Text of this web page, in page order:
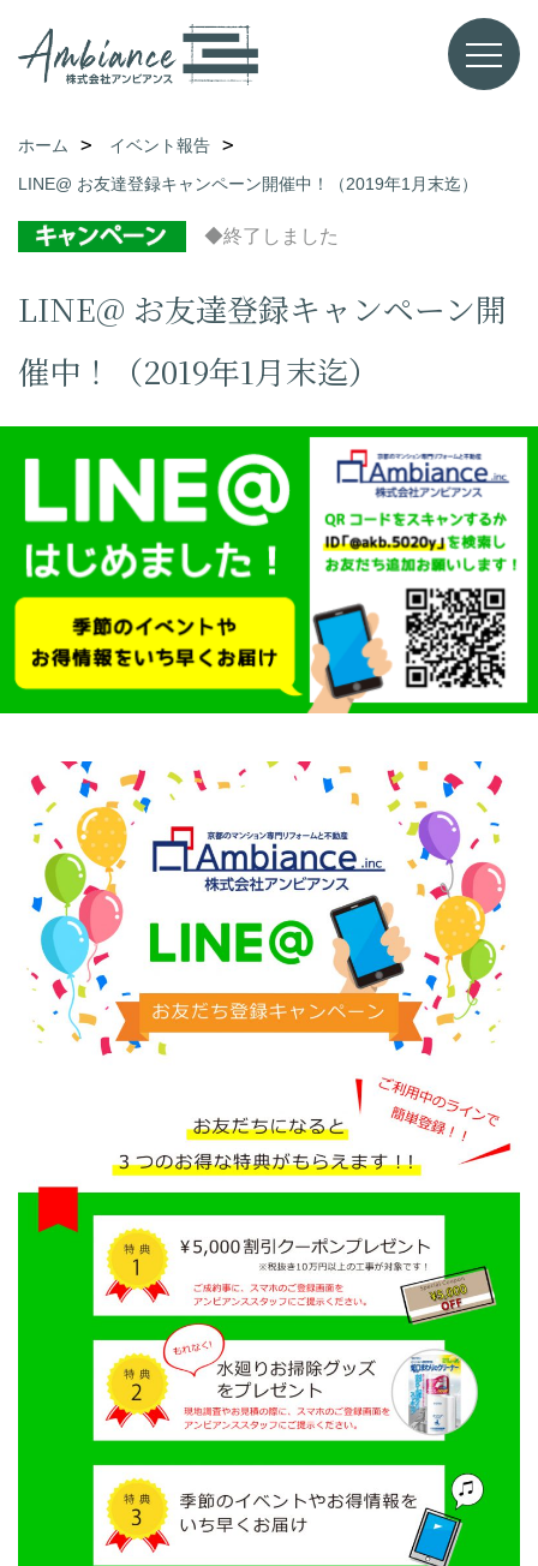
ホーム
イベント報告
LINE@ お友達登録キャンペーン開催中！（2019年1月末迄）
◆終了しました
LINE@ お友達登録キャンペーン開
催中！（2019年1月末迄）